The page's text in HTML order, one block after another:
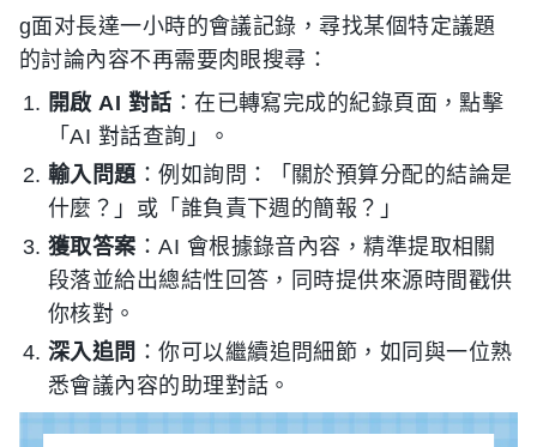
g面对長達一小時的會議記錄，尋找某個特定議題
的討論內容不再需要肉眼搜尋：
開啟 AI 對話 ：在已轉寫完成的紀錄頁面，點擊
「AI 對話查詢」。
輸入問題：例如詢問：「關於預算分配的結論是
什麼？」或「誰負責下週的簡報？」
獲取答案 ：AI 會根據錄音內容，精準提取相關
段落並給出總結性回答，同時提供來源時間戳供
你核對。
深入追問 ：你可以繼續追問細節，如同與一位熟
悉會議內容的助理對話。